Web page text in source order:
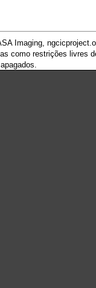
Imaging,
como restrições livres